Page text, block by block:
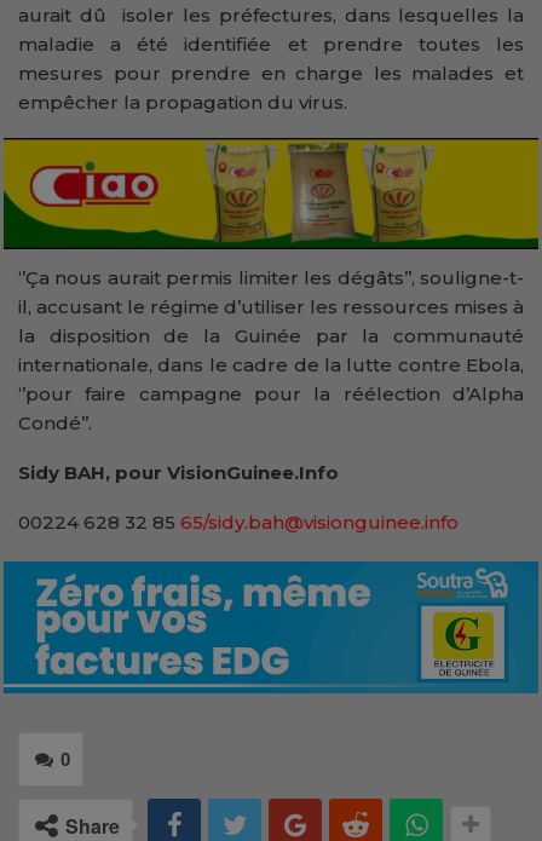
aurait dû isoler les préfectures, dans lesquelles la
maladie a été identifiée et prendre toutes les
mesures pour prendre en charge les malades et
empêcher la propagation du virus.
‘’Ça nous aurait permis limiter les dégâts’’, souligne-t-
il, accusant le régime d’utiliser les ressources mises à
la disposition de la Guinée par la communauté
internationale, dans le cadre de la lutte contre Ebola,
‘’pour faire campagne pour la réélection d’Alpha
Condé’’.
Sidy BAH, pour VisionGuinee.Info
00224 628 32 85 65/sidy.bah@visionguinee.info
0
Share